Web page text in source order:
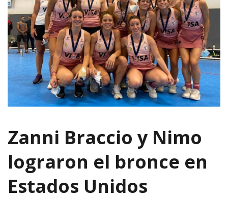
Zanni Braccio y Nimo
lograron el bronce en
Estados Unidos